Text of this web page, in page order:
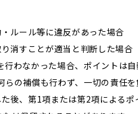
ルール等に違反があった場合
消すことが適当と判断した場合
わなかった場合、ポイントは自
の補償も行わず、一切の責任を
後、第1項または第2項による